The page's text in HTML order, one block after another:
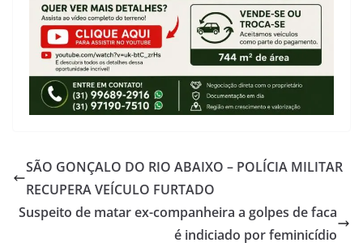
SÃO GONÇALO DO RIO ABAIXO – POLÍCIA MILITAR
RECUPERA VEÍCULO FURTADO
Suspeito de matar ex-companheira a golpes de faca
é indiciado por feminicídio